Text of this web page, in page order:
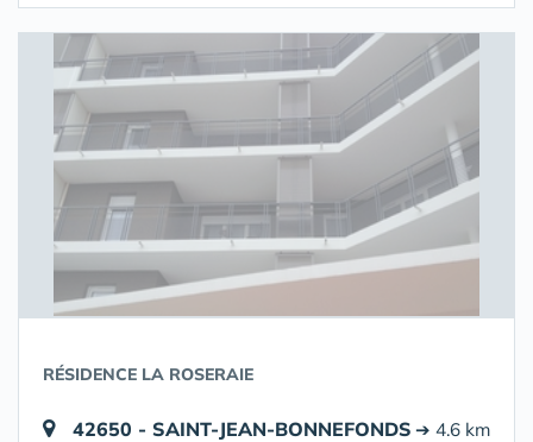
RÉSIDENCE LA ROSERAIE
42650 - SAINT-JEAN-BONNEFONDS ➔ 4.6 km